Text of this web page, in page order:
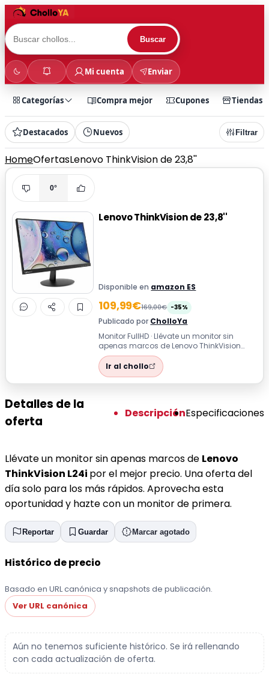
Buscar
Mi cuenta Enviar
Categorías Compra mejor Cupones Tiendas
Destacados Nuevos Filtrar
HomeOfertasLenovo ThinkVision de 23,8''
0°
Lenovo ThinkVision de 23,8''
Disponible en amazon ES
109,99€169,00€ -35%
Publicado por CholloYa
Monitor FullHD · Llévate un monitor sin
apenas marcos de Lenovo ThinkVision
L24i por el mejor precio. Una oferta del ...
Ir al chollo
Detalles de la
oferta
DescripciónEspecificaciones
Llévate un monitor sin apenas marcos de Lenovo
ThinkVision L24i por el mejor precio. Una oferta del
día solo para los más rápidos. Aprovecha esta
oportunidad y hazte con un monitor de primera.
Reportar Guardar Marcar agotado
Histórico de precio
Basado en URL canónica y snapshots de publicación.
Ver URL canónica
Aún no tenemos suficiente histórico. Se irá rellenando
con cada actualización de oferta.